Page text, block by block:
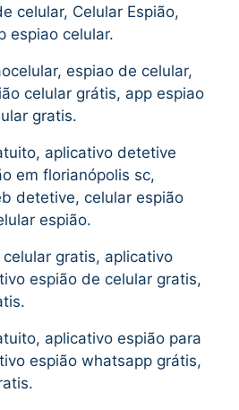
celular, Celular Espião,
espiao celular.
espiao de celular,
celular grátis, app espiao
gratis.
aplicativo detetive
em florianópolis sc,
detetive, celular espião
espião.
gratis, aplicativo
espião de celular gratis,
aplicativo espião para
espião whatsapp grátis,